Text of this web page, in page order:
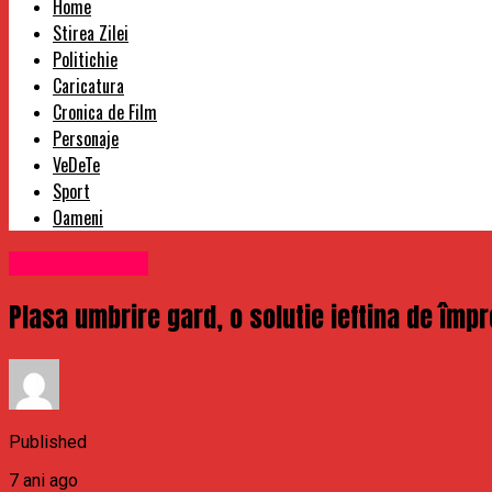
Home
Stirea Zilei
Politichie
Caricatura
Cronica de Film
Personaje
VeDeTe
Sport
Oameni
Plasa umbrire gard, o solutie ieftina de
Published
7 ani ago